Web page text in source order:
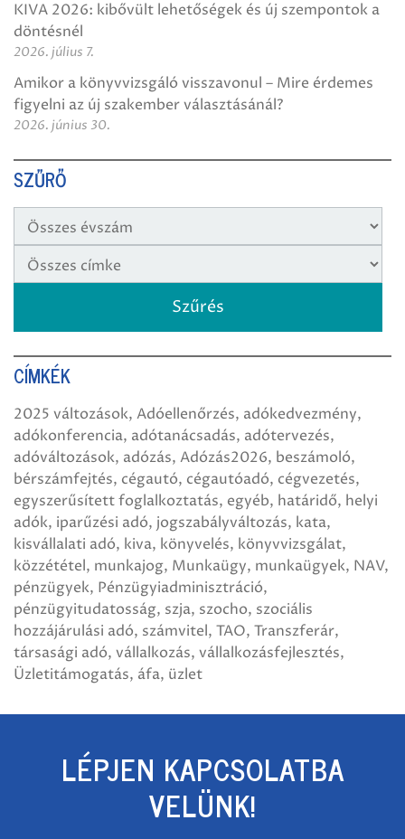
KIVA 2026: kibővült lehetőségek és új szempontok a
döntésnél
2026. július 7.
Amikor a könyvvizsgáló visszavonul – Mire érdemes
figyelni az új szakember választásánál?
2026. június 30.
SZŰRŐ
CÍMKÉK
2025 változások Adóellenőrzés adókedvezmény
adókonferencia adótanácsadás adótervezés
adóváltozások adózás Adózás2026 beszámoló
bérszámfejtés cégautó cégautóadó cégvezetés
egyszerűsített foglalkoztatás egyéb határidő helyi
adók iparűzési adó jogszabályváltozás kata
kisvállalati adó kiva könyvelés könyvvizsgálat
közzététel munkajog Munkaügy munkaügyek NAV
pénzügyek Pénzügyiadminisztráció
pénzügyitudatosság szja szocho szociális
hozzájárulási adó számvitel TAO Transzferár
társasági adó vállalkozás vállalkozásfejlesztés
Üzletitámogatás áfa üzlet
LÉPJEN KAPCSOLATBA
VELÜNK!